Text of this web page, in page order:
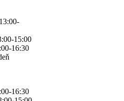
15:00
16:30
16:30